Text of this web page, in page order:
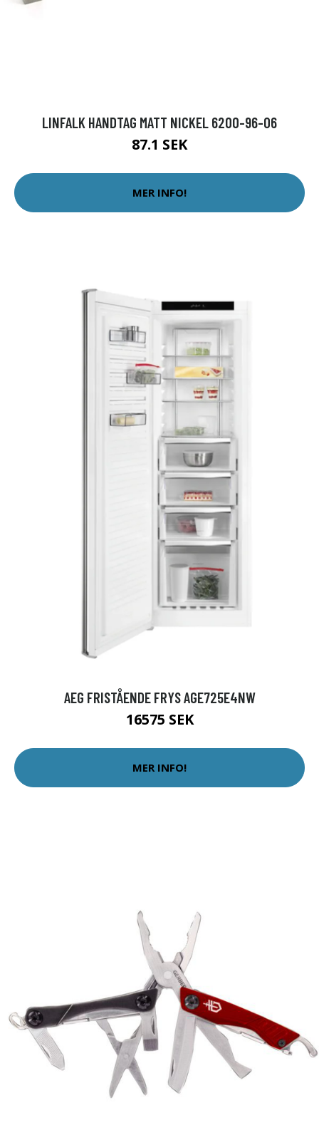
LINFALK HANDTAG MATT NICKEL 6200-96-06
87.1 SEK
MER INFO!
AEG FRISTÅENDE FRYS AGE725E4NW
16575 SEK
MER INFO!